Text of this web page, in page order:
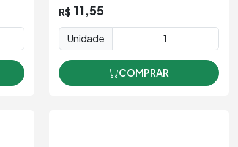
R$ 11,55
Unidade
COMPRAR